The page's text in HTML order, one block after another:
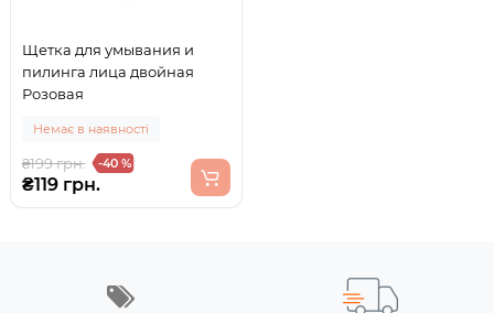
Щетка для умывания и
пилинга лица двойная
Розовая
Немає в наявності
₴199 грн. -40 %
₴119 грн.